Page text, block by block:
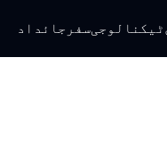
ٹیکنالوجیسفر جائداد